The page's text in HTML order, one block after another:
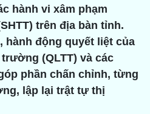
hành vi xâm phạm
trên địa bàn tỉnh.
hành động quyết liệt của
(QLTT) và các
phần chấn chỉnh, từng
lập lại trật tự thị